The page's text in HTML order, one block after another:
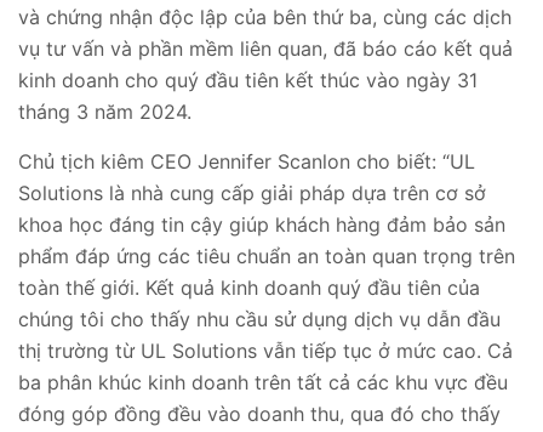
và chứng nhận độc lập của bên thứ ba, cùng các dịch
vụ tư vấn và phần mềm liên quan, đã báo cáo kết quả
kinh doanh cho quý đầu tiên kết thúc vào ngày 31
tháng 3 năm 2024.
Chủ tịch kiêm CEO Jennifer Scanlon cho biết: “UL
Solutions là nhà cung cấp giải pháp dựa trên cơ sở
khoa học đáng tin cậy giúp khách hàng đảm bảo sản
phẩm đáp ứng các tiêu chuẩn an toàn quan trọng trên
toàn thế giới. Kết quả kinh doanh quý đầu tiên của
chúng tôi cho thấy nhu cầu sử dụng dịch vụ dẫn đầu
thị trường từ UL Solutions vẫn tiếp tục ở mức cao. Cả
ba phân khúc kinh doanh trên tất cả các khu vực đều
đóng góp đồng đều vào doanh thu, qua đó cho thấy